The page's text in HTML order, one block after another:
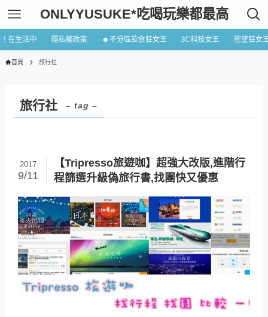
ONLYYUSUKE*吃喝玩樂都最高
在生活中 隱私權政策 ☻不分區飲食狂女王 3C科技女王 慾望狂女
首頁 旅行社
旅行社 – tag –
【Tripresso旅遊咖】超強大改版,進階行
程篩選升級偽旅行書,找團快又優惠
2017
9/11